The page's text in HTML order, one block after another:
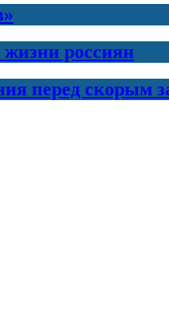
россиян
перед скорым